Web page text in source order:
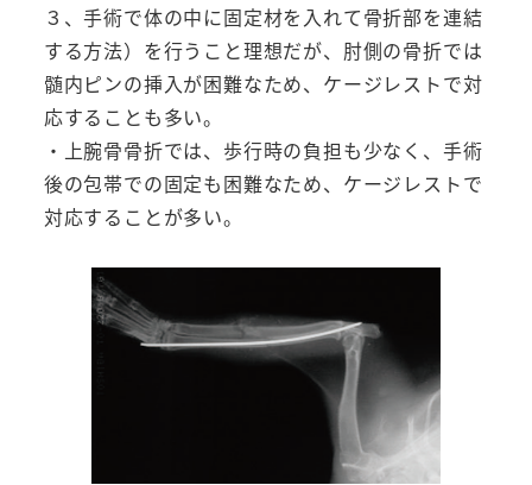
３、手術で体の中に固定材を入れて骨折部を連結
する方法）を行うこと理想だが、肘側の骨折では
髄内ピンの挿入が困難なため、ケージレストで対
応することも多い。
・上腕骨骨折では、歩行時の負担も少なく、手術
後の包帯での固定も困難なため、ケージレストで
対応することが多い。